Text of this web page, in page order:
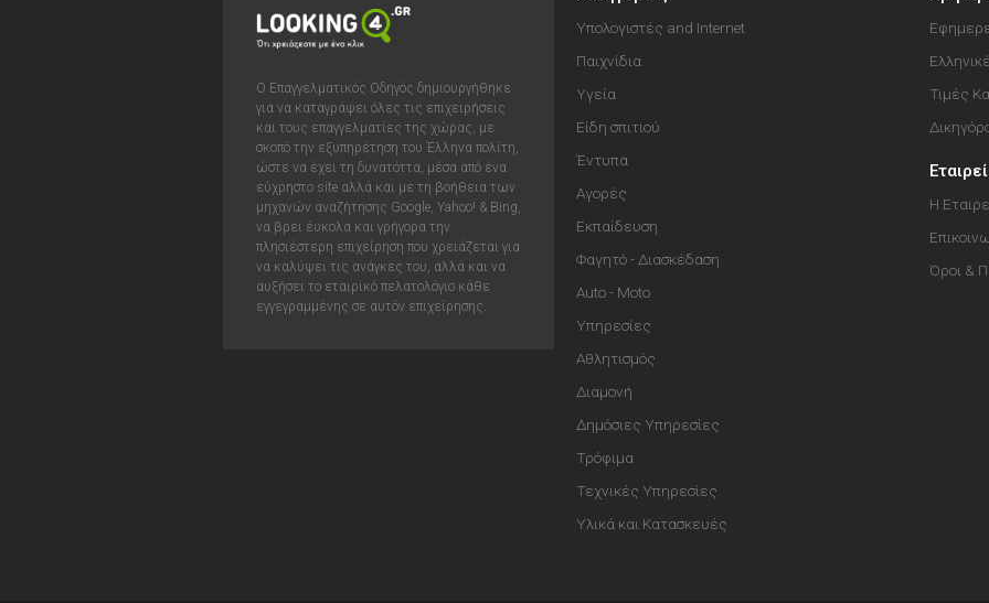
Ο Επαγγελματικός Οδηγός δημιουργήθηκε
για να καταγράψει όλες τις επιχειρήσεις
και τους επαγγελματίες της χώρας, με
σκοπό την εξυπηρέτηση του Έλληνα πολίτη,
ώστε να έχει τη δυνατόττα, μέσα από ένα
εύχρηστο site αλλά και με τη βοήθεια των
μηχανών αναζήτησης Google, Yahoo! & Bing,
να βρει έυκολα και γρήγορα την
πλησιέστερη επιχείρηση που χρειάζεται για
να καλύψει τις ανάγκες του, αλλά και να
αυξήσει το εταιρικό πελατολόγιο κάθε
εγγεγραμμένης σε αυτόν επιχείρησης.
Υπολογιστές and Internet
Παιχνίδια
Υγεία
Είδη σπιτιού
Έντυπα
Αγορές
Εκπαίδευση
Φαγητό - Διασκέδαση
Auto - Moto
Υπηρεσίες
Αθλητισμός
Διαμονή
Δημόσιες Υπηρεσίες
Τρόφιμα
Τεχνικές Υπηρεσίες
Υλικά και Κατασκευές
Τιμές
Η
Όροι &